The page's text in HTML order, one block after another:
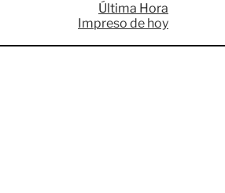
c
i
a
Última Hora
Impreso de hoy